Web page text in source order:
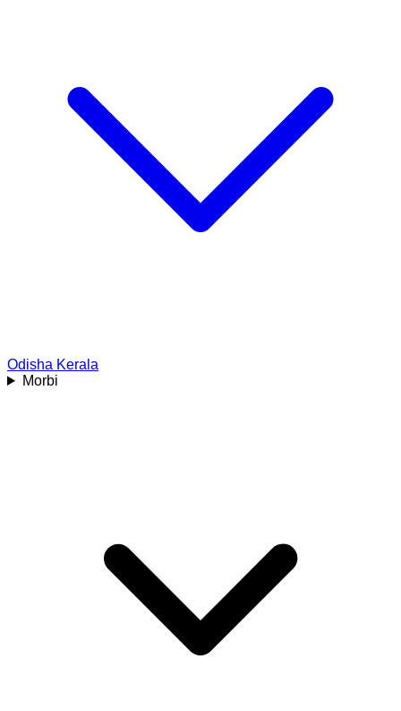
Odisha Kerala
Morbi